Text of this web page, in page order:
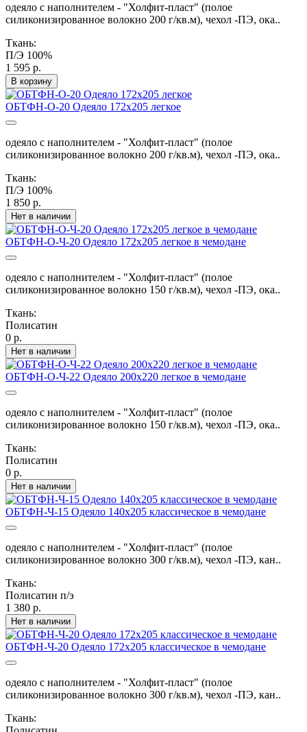
одеяло с наполнителем - "Холфит-пласт" (полое
силиконизированное волокно 200 г/кв.м), чехол -ПЭ, ока..
Ткань:
П/Э 100%
1 595 р.
В корзину
ОБТФН-О-20 Одеяло 172х205 легкое
одеяло с наполнителем - "Холфит-пласт" (полое
силиконизированное волокно 200 г/кв.м), чехол -ПЭ, ока..
Ткань:
П/Э 100%
1 850 р.
Нет в наличии
ОБТФН-О-Ч-20 Одеяло 172х205 легкое в чемодане
одеяло с наполнителем - "Холфит-пласт" (полое
силиконизированное волокно 150 г/кв.м), чехол -ПЭ, ока..
Ткань:
Полисатин
0 р.
Нет в наличии
ОБТФН-О-Ч-22 Одеяло 200х220 легкое в чемодане
одеяло с наполнителем - "Холфит-пласт" (полое
силиконизированное волокно 150 г/кв.м), чехол -ПЭ, ока..
Ткань:
Полисатин
0 р.
Нет в наличии
ОБТФН-Ч-15 Одеяло 140х205 классическое в чемодане
одеяло с наполнителем - "Холфит-пласт" (полое
силиконизированное волокно 300 г/кв.м), чехол -ПЭ, кан..
Ткань:
Полисатин п/э
1 380 р.
Нет в наличии
ОБТФН-Ч-20 Одеяло 172х205 классическое в чемодане
одеяло с наполнителем - "Холфит-пласт" (полое
силиконизированное волокно 300 г/кв.м), чехол -ПЭ, кан..
Ткань: